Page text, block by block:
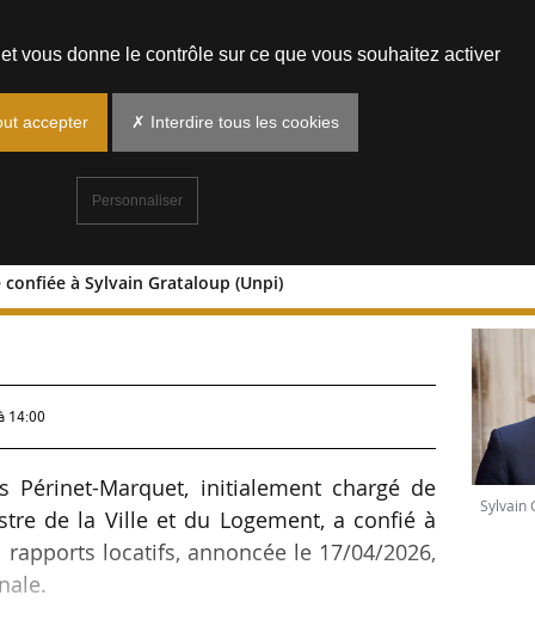
à Sylvain Grataloup (Unpi)
confiée à Sylvain
14:00
Périnet-Marquet, initialement chargé de
de la Ville et du Logement, a confié à
locatifs, annoncée le 17/04/2026,
Sylvain
vous donne le contrôle sur ce que vous souhaitez activer
accepter ✗ Interdire tous les cookies
Personnaliser